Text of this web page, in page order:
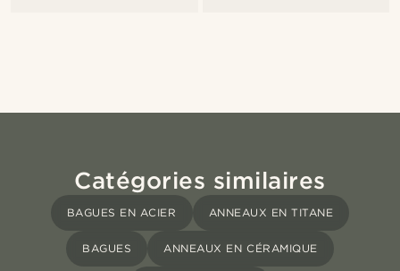
Catégories similaires
BAGUES EN ACIER ANNEAUX EN TITANE
BAGUES ANNEAUX EN CÉRAMIQUE